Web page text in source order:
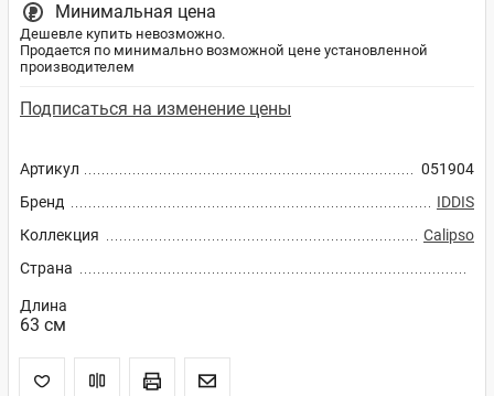
Артикул
051904
Бренд
IDDIS
Коллекция
Calipso
Страна
Длина
63 см
Минимальная цена
Дешевле купить невозможно.
Продается по минимально возможной цене установленной
производителем
Подписаться на изменение цены